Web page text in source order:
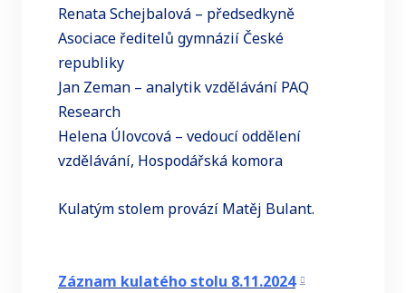
Renata Schejbalová – předsedkyně
Asociace ředitelů gymnázií České
republiky
Jan Zeman – analytik vzdělávání PAQ
Research
Helena Úlovcová – vedoucí oddělení
vzdělávání, Hospodářská komora
Kulatým stolem provází Matěj Bulant.
Záznam kulatého stolu 8.11.2024